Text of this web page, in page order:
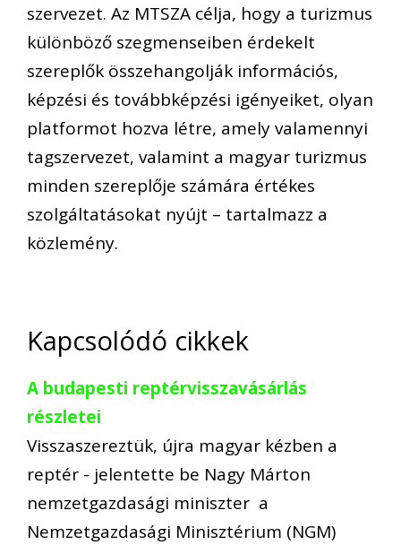
szervezet. Az MTSZA célja, hogy a turizmus
különböző szegmenseiben érdekelt
szereplők összehangolják információs,
képzési és továbbképzési igényeiket, olyan
platformot hozva létre, amely valamennyi
tagszervezet, valamint a magyar turizmus
minden szereplője számára értékes
szolgáltatásokat nyújt – tartalmazz a
közlemény.
Kapcsolódó cikkek
A budapesti reptérvisszavásárlás
részletei
Visszaszereztük, újra magyar kézben a
reptér - jelentette be Nagy Márton
nemzetgazdasági miniszter a
Nemzetgazdasági Minisztérium (NGM)